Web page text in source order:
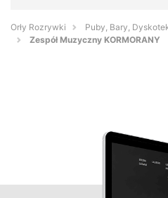
Orły Rozrywki
Puby, Bary,
Zespół Muzyczny KORMORANY